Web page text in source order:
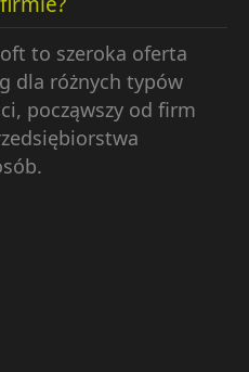
to szeroka oferta
dla różnych typów
począwszy od firm